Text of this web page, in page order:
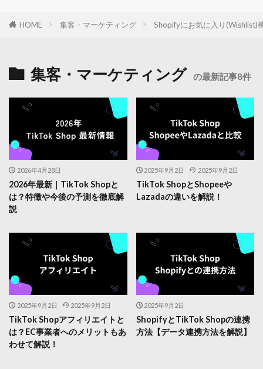
HOME 集客・マーケティング Shopifyにお気に入り(Wishlist)
集客・マーケティング の最新記事8件
2026年4月28日
2026年最新｜TikTok Shopと
は？特徴や今後の予測を徹底解
説
2025年9月2日 2025年9月2日
TikTok ShopとShopeeや
Lazadaの違いを解説！
2025年9月2日 2025年9月2日
TikTok Shopアフィリエイトと
は？EC事業者へのメリットもあ
わせて解説！
2025年9月2日
ShopifyとTikTok Shopの連携
方法【データ連携方法を解説】